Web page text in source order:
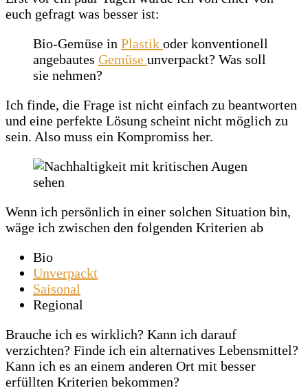
euch gefragt was besser ist:
Bio-Gemüse in Plastik oder konventionell
angebautes Gemüse unverpackt? Was soll
sie nehmen?
Ich finde, die Frage ist nicht einfach zu beantworten
und eine perfekte Lösung scheint nicht möglich zu
sein. Also muss ein Kompromiss her.
Wenn ich persönlich in einer solchen Situation bin,
wäge ich zwischen den folgenden Kriterien ab
Bio
Unverpackt
Saisonal
Regional
Brauche ich es wirklich? Kann ich darauf
verzichten? Finde ich ein alternatives Lebensmittel?
Kann ich es an einem anderen Ort mit besser
erfüllten Kriterien bekommen?